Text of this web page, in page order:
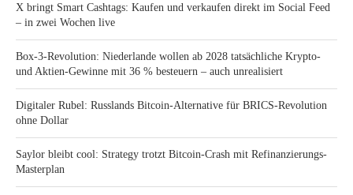
X bringt Smart Cashtags: Kaufen und verkaufen direkt im Social Feed
– in zwei Wochen live
Box-3-Revolution: Niederlande wollen ab 2028 tatsächliche Krypto-
und Aktien-Gewinne mit 36 % besteuern – auch unrealisiert
Digitaler Rubel: Russlands Bitcoin-Alternative für BRICS-Revolution
ohne Dollar
Saylor bleibt cool: Strategy trotzt Bitcoin-Crash mit Refinanzierungs-
Masterplan